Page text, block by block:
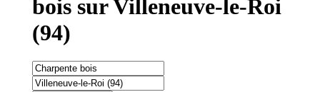
bois sur Villeneuve-le-Roi
(94)